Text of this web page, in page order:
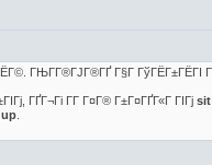
ГЊГ­Г®ГЈГ®ГҐ Г§Г ГўГЁГ±ГЁГІ
ГҐГ¬Гі Г­Г Г¤Г® Г±Г¤ГҐГ«Г ГІГј sit
.